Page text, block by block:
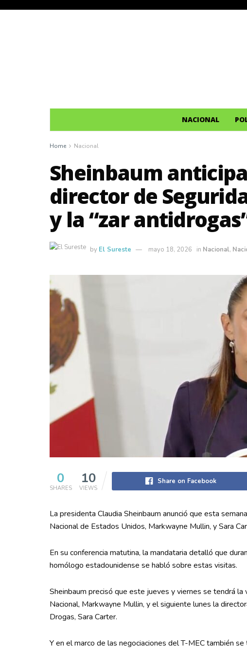
NACIONAL
Home Nacional
Sheinbaum
director de
y la “zar
by El Sureste mayo 18, 2026 in Nacional,
0
SHARES
10
VIEWS
Share on Facebook
La presidenta Claudia Sheinbaum anunció que esta
Nacional de Estados Unidos, Markwayne Mullin, y Sara
En su conferencia matutina, la mandataria detalló que
homólogo estadounidense se habló sobre estas visitas.
Sheinbaum precisó que este jueves y viernes se tendrá
Nacional, Markwayne Mullin, y el siguiente lunes la
Drogas, Sara Carter.
Y en el marco de las negociaciones del T-MEC también